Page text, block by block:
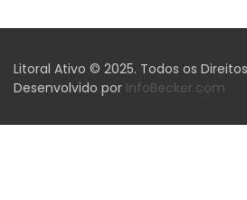
Litoral Ativo © 2025. Todos os
Desenvolvido por InfoBecker.com